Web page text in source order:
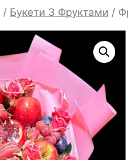
/ Букети З Фруктами /